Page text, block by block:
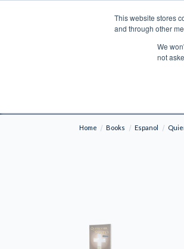
This website stores
and through other
We
not
BIBLES
Shipping to NON-
Home Books Espanol